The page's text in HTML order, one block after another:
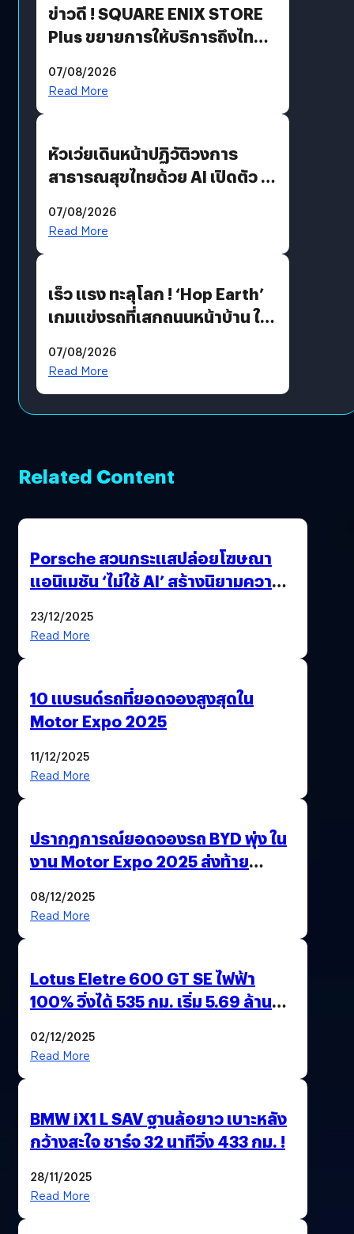
ข่าวดี ! SQUARE ENIX STORE
Plus ขยายการให้บริการถึงไทย
โดยตรง
07/08/2026
Read More
หัวเว่ยเดินหน้าปฏิวัติวงการ
สาธารณสุขไทยด้วย AI เปิดตัว 4
AI เพื่อการแพทย์ในประเทศไทย
07/08/2026
Read More
เร็ว แรง ทะลุโลก ! ‘Hop Earth’
เกมแข่งรถที่เสกถนนหน้าบ้าน ให้
07/08/2026
Read More
Related Content
Porsche สวนกระแสปล่อยโฆษณา
แอนิเมชัน ‘ไม่ใช้ AI’ สร้างนิยามความ
23/12/2025
Read More
10 แบรนด์รถที่ยอดจองสูงสุดใน
Motor Expo 2025
11/12/2025
Read More
ปรากฏการณ์ยอดจองรถ BYD พุ่ง ใน
งาน Motor Expo 2025 ส่งท้าย
08/12/2025
Read More
Lotus Eletre 600 GT SE ไฟฟ้า
100% วิ่งได้ 535 กม. เริ่ม 5.69 ล้าน
02/12/2025
Read More
BMW iX1 L SAV ฐานล้อยาว เบาะหลัง
กว้างสะใจ ชาร์จ 32 นาทีวิ่ง 433 กม. !
28/11/2025
Read More